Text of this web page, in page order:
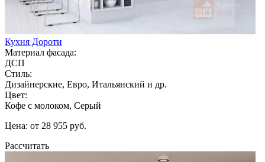
Кухня Дороти
Материал фасада:
ДСП
Стиль:
Дизайнерские, Евро, Итальянский и др.
Цвет:
Кофе с молоком, Серый
Цена: от 28 955 руб.
Рассчитать